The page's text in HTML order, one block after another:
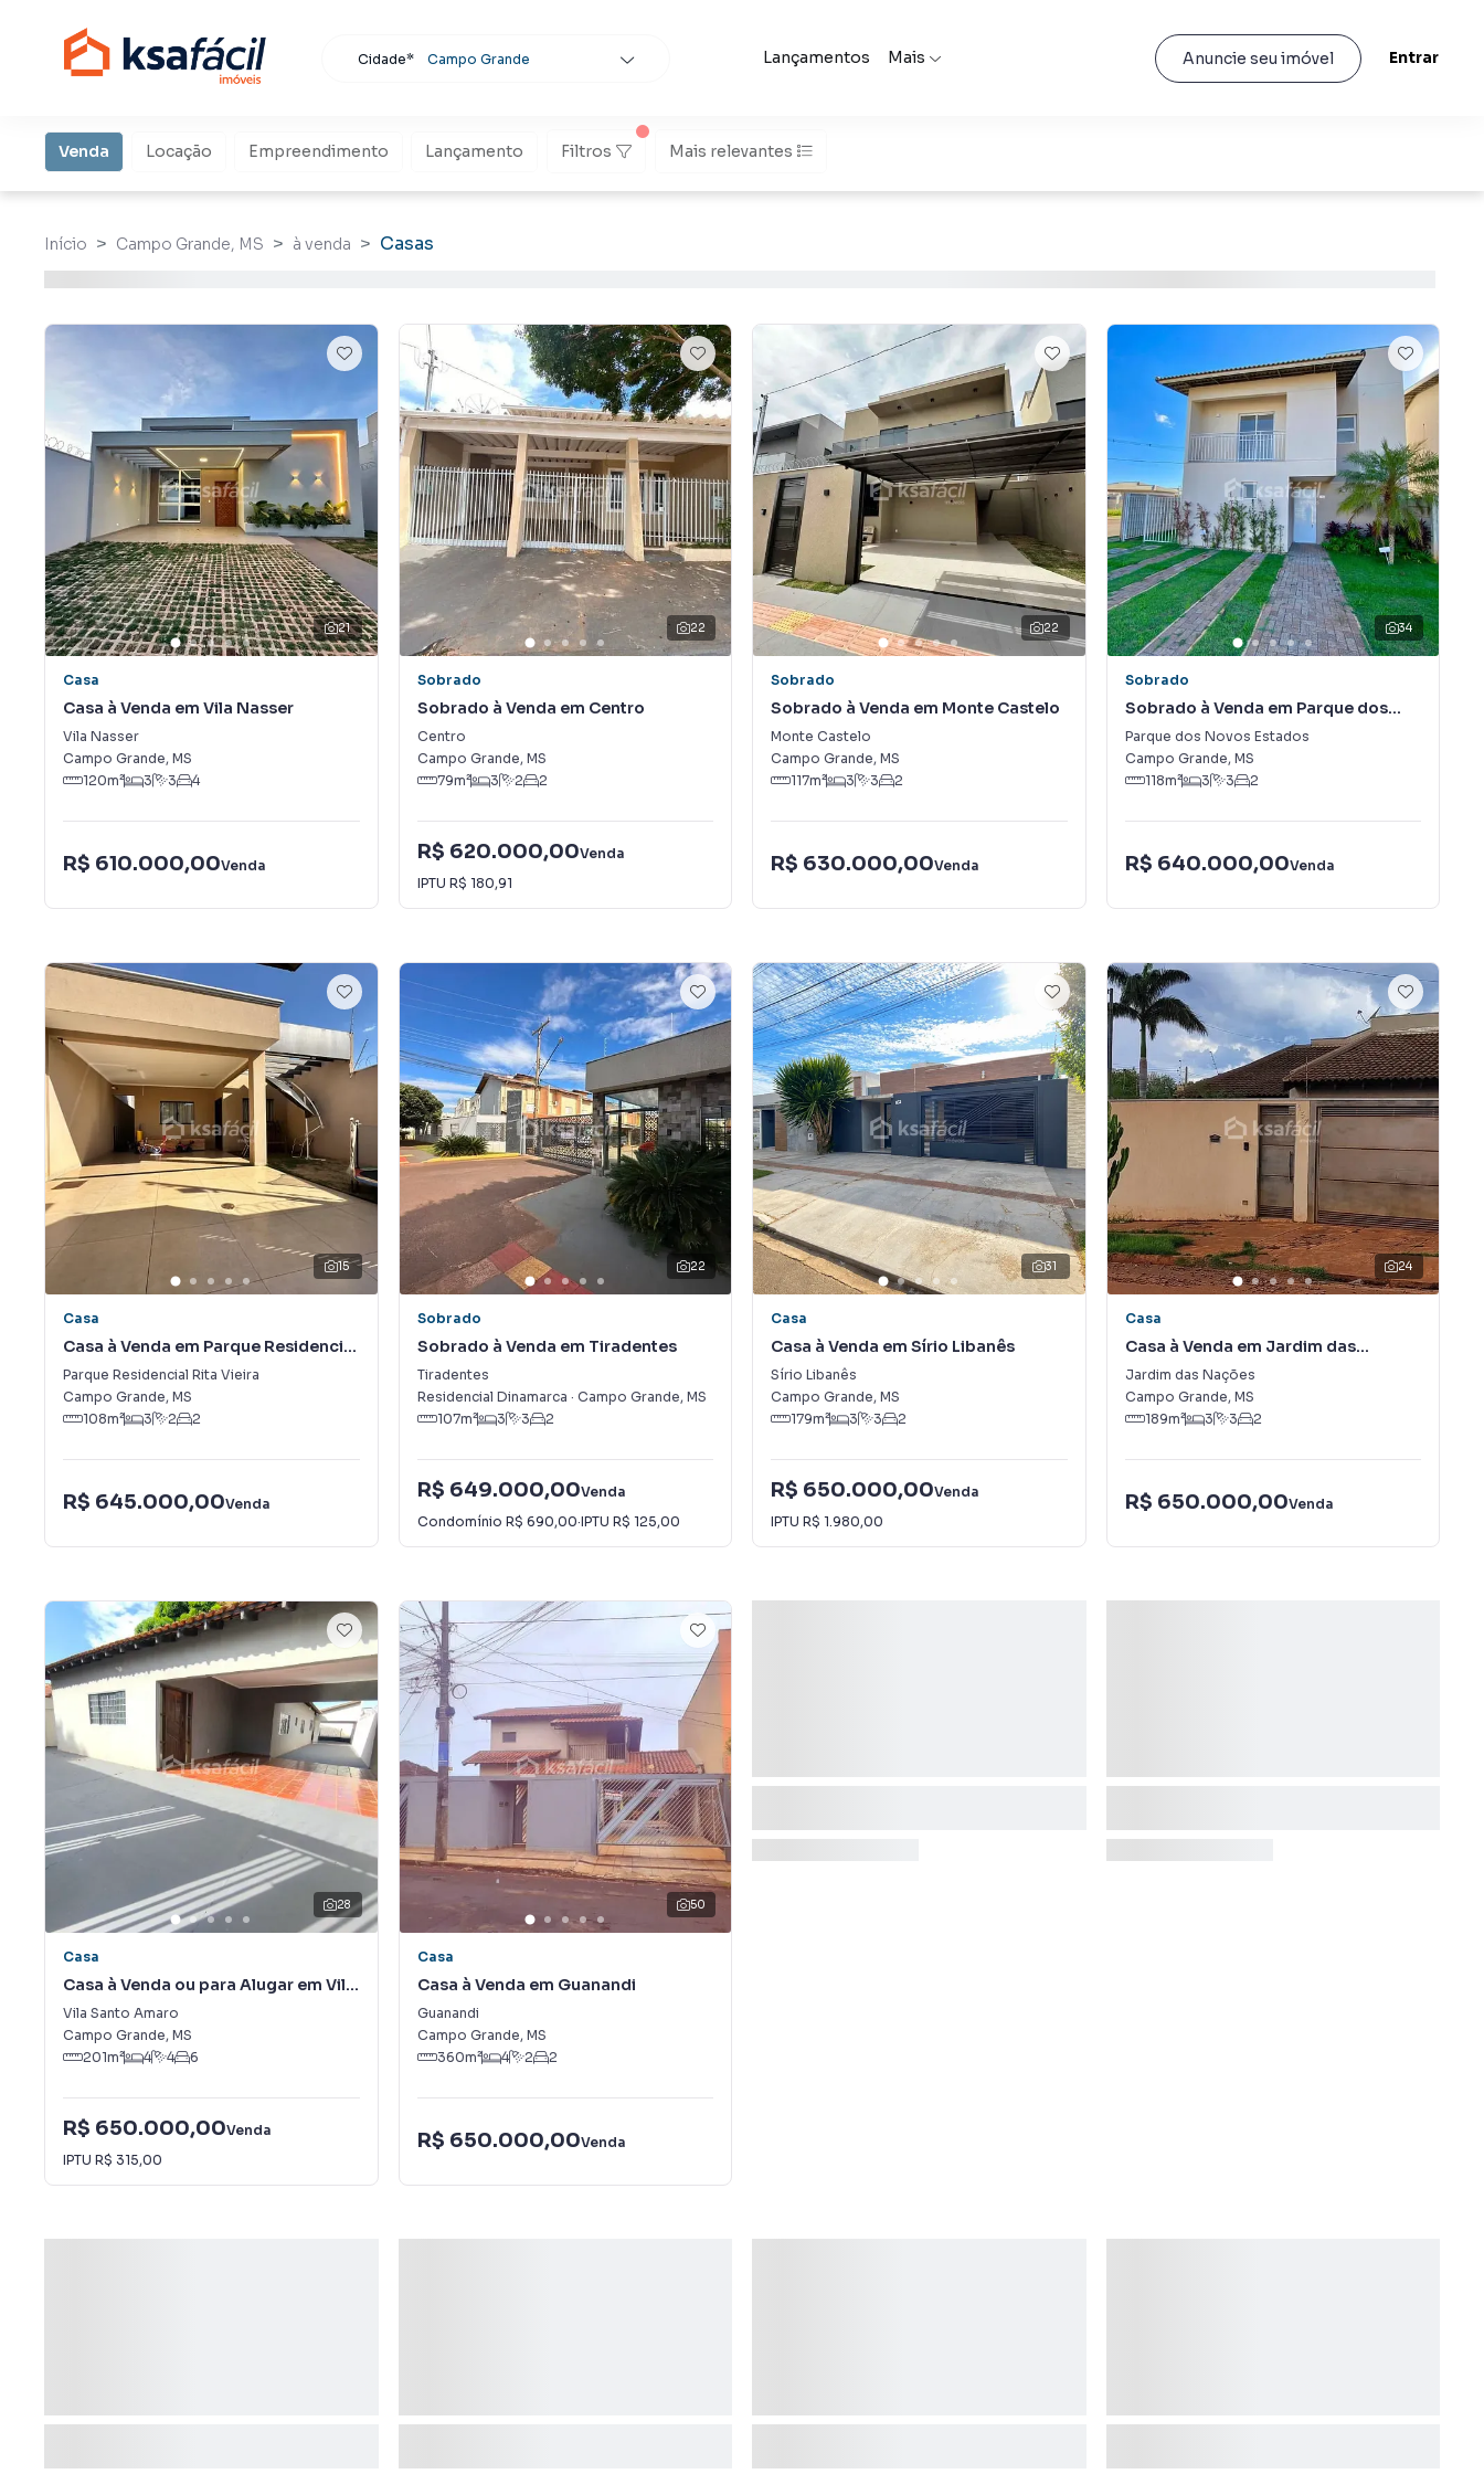
Cidade* Campo Grande
Buscar
Lançamentos Mais Anuncie seu imóvel Entrar
Venda Locação Empreendimento Lançamento Filtros Mais relevantes
Início Campo Grande, MS à venda Casas
21
Casa
Casa à Venda em Vila Nasser
Vila Nasser
Campo Grande, MS
120m² 3 3 4
R$ 610.000,00Venda
22
Sobrado
Sobrado à Venda em Centro
Centro
Campo Grande, MS
79m² 3 2 2
R$ 620.000,00Venda
IPTU R$ 180,91
22
Sobrado
Sobrado à Venda em Monte Castelo
Monte Castelo
Campo Grande, MS
117m² 3 3 2
R$ 630.000,00Venda
34
Sobrado
Sobrado à Venda em Parque dos
Novos Estados
Parque dos Novos Estados
Campo Grande, MS
118m² 3 3 2
R$ 640.000,00Venda
15
Casa
Casa à Venda em Parque Residencial
Rita Vieira
Parque Residencial Rita Vieira
Campo Grande, MS
108m² 3 2 2
R$ 645.000,00Venda
22
Sobrado
Sobrado à Venda em Tiradentes
Tiradentes
Residencial Dinamarca · Campo Grande, MS
107m² 3 3 2
R$ 649.000,00Venda
Condomínio R$ 690,00·IPTU R$ 125,00
31
Casa
Casa à Venda em Sírio Libanês
Sírio Libanês
Campo Grande, MS
179m² 3 3 2
R$ 650.000,00Venda
IPTU R$ 1.980,00
24
Casa
Casa à Venda em Jardim das
Nações
Jardim das Nações
Campo Grande, MS
189m² 3 3 2
R$ 650.000,00Venda
28
Casa
Casa à Venda ou para Alugar em Vila
Santo Amaro
Vila Santo Amaro
Campo Grande, MS
201m² 4 4 6
R$ 650.000,00Venda
IPTU R$ 315,00
50
Casa
Casa à Venda em Guanandi
Guanandi
Campo Grande, MS
360m² 4 2 2
R$ 650.000,00Venda